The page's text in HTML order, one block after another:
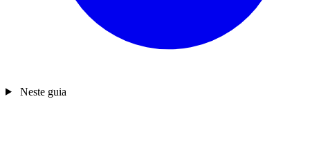
Neste guia